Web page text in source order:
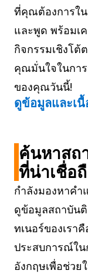
ที่คุณต้องการใ
และพูด พร้อมเ
กิจกรรมเชิงโต้
คุณมั่นใจในการ
ของคุณวันนี้!
ดูข้อมูลและเนื้
ค้นหาสถ
ที่น่าเชื่อ
กำลังมองหาคำ
ดูข้อมูลสถาบันติ
ทเนอร์ของเรา
ประสบการณ์ใ
อังกฤษเพื่อช่ว